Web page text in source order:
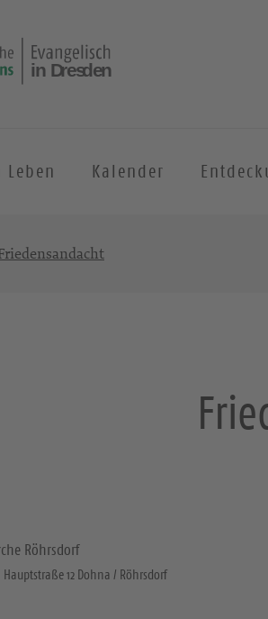
Kalender
Röhrsdorf
Hauptstraße 12 Dohna / Röhrsdorf